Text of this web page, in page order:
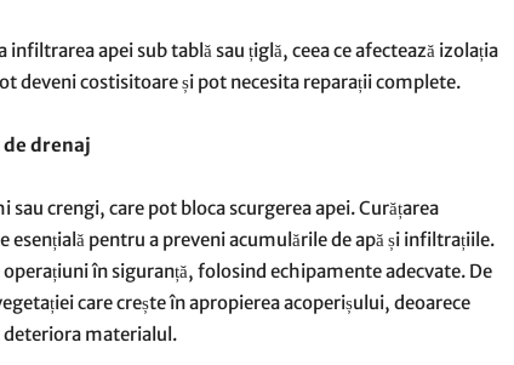
apei sub tablă sau țiglă, ceea ce afectează izolația
deveni costisitoare și pot necesita reparații complete.
de drenaj
sau crengi, care pot bloca scurgerea apei. Curățarea
esențială pentru a preveni acumulările de apă și infiltrațiile.
în siguranță, folosind echipamente adecvate. De
care crește în apropierea acoperișului, deoarece
deteriora materialul.